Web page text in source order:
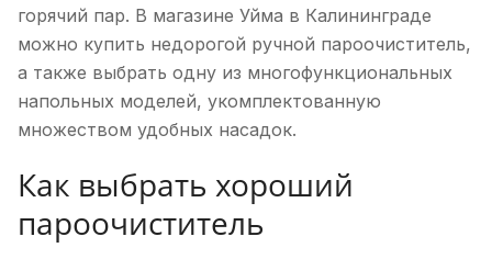
горячий пар. В магазине Уйма в Калининграде
можно купить недорогой ручной пароочиститель,
а также выбрать одну из многофункциональных
напольных моделей, укомплектованную
множеством удобных насадок.
Как выбрать хороший
пароочиститель